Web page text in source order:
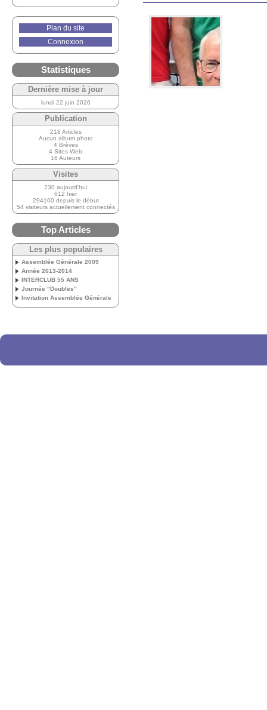
Plan du site
Connexion
Statistiques
Dernière mise à jour
lundi 22 juin 2026
Publication
218 Articles
Aucun album photo
4 Brèves
4 Sites Web
16 Auteurs
Visites
230 aujourd'hui
612 hier
294100 depuis le début
54 visiteurs actuellement connectés
Top Articles
Les plus populaires
Assemblée Générale 2009
Année 2013-2014
INTERCLUB 55 ANS
Journée "Doubles"
Invitation Assemblée Générale